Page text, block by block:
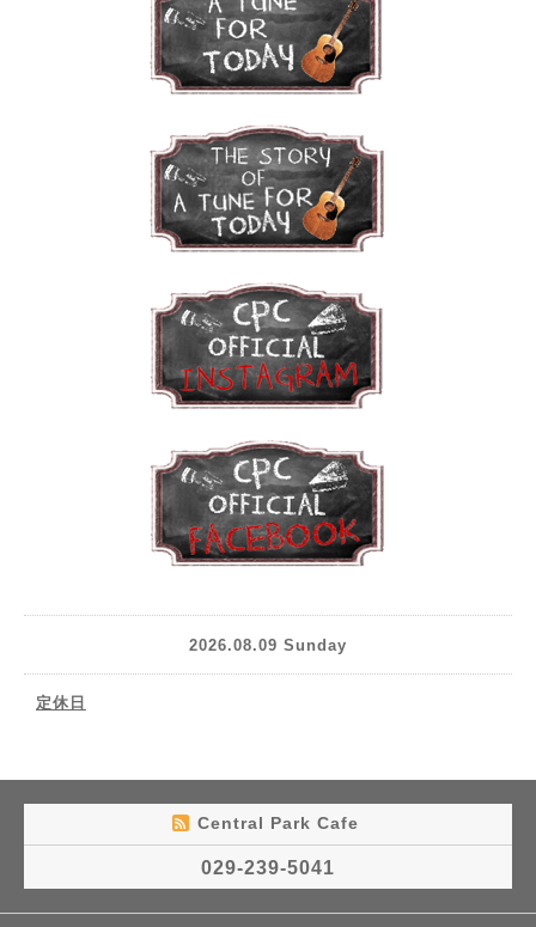
2026.08.09 Sunday
定休日
Central Park Cafe
029-239-5041